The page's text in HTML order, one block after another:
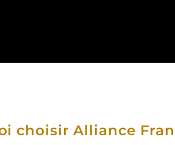
choisir Alliance